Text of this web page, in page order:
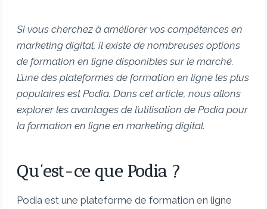
Si vous cherchez à améliorer vos compétences en
marketing digital, il existe de nombreuses options
de formation en ligne disponibles sur le marché.
L’une des plateformes de formation en ligne les plus
populaires est Podia. Dans cet article, nous allons
explorer les avantages de l’utilisation de Podia pour
la formation en ligne en marketing digital.
Qu’est-ce que Podia ?
Podia est une plateforme de formation en ligne